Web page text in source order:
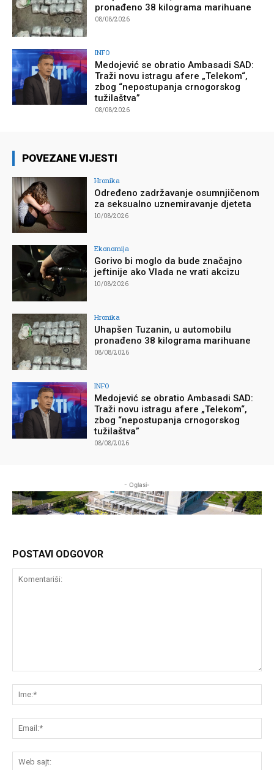
pronađeno 38 kilograma marihuane
08/08/2026
INFO
Medojević se obratio Ambasadi SAD:
Traži novu istragu afere „Telekom“,
zbog “nepostupanja crnogorskog
tužilaštva”
08/08/2026
POVEZANE VIJESTI
Hronika
Određeno zadržavanje osumnjičenom
za seksualno uznemiravanje djeteta
10/08/2026
Ekonomija
Gorivo bi moglo da bude značajno
jeftinije ako Vlada ne vrati akcizu
10/08/2026
Hronika
Uhapšen Tuzanin, u automobilu
pronađeno 38 kilograma marihuane
08/08/2026
INFO
Medojević se obratio Ambasadi SAD:
Traži novu istragu afere „Telekom“,
zbog “nepostupanja crnogorskog
tužilaštva”
08/08/2026
- Oglasi-
POSTAVI ODGOVOR